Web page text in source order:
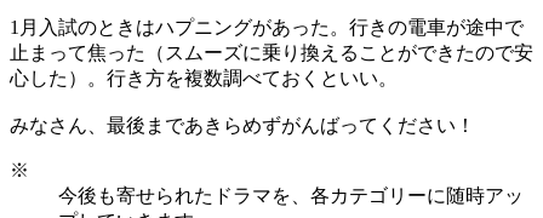
1月入試のときはハプニングがあった。行きの電車が途中で
止まって焦った（スムーズに乗り換えることができたので安
心した）。行き方を複数調べておくといい。
みなさん、最後まであきらめずがんばってください！
※
今後も寄せられたドラマを、各カテゴリーに随時アッ